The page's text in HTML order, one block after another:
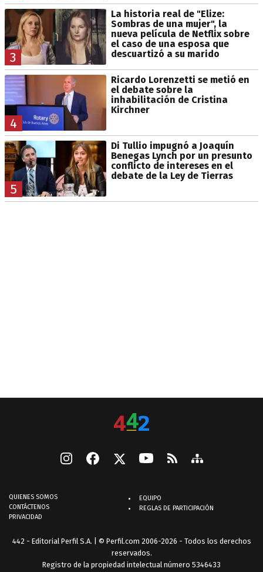
3
La historia real de "Elize:
Sombras de una mujer", la
nueva película de Netflix sobre
el caso de una esposa que
descuartizó a su marido
4
Ricardo Lorenzetti se metió en
el debate sobre la
inhabilitación de Cristina
Kirchner
5
Di Tullio impugnó a Joaquín
Benegas Lynch por un presunto
conflicto de intereses en el
debate de la Ley de Tierras
QUIENES SOMOS
CONTÁCTENOS
PRIVACIDAD
EQUIPO
REGLAS DE PARTICIPACIÓN
442 - Editorial Perfil S.A. | © Perfil.com 2006-2026 - Todos los derechos
reservados.
Registro de la propiedad intelectual número 5346433